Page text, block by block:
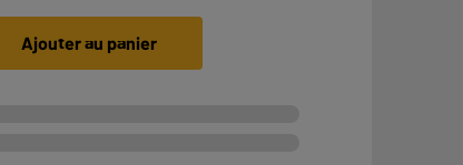
Ajouter au panier